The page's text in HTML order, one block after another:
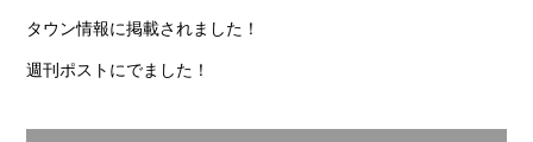
タウン情報に掲載されました！
週刊ポストにでました！